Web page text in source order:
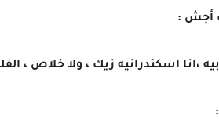
أجش :
،انا اسكندرانيه زيك ، ولا خلاص ،